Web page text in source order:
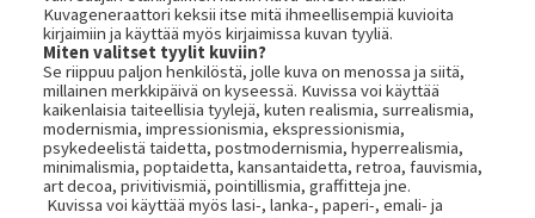
Kuvageneraattori keksii itse mitä ihmeellisempiä kuvioita
kirjaimiin ja käyttää myös kirjaimissa kuvan tyyliä.
Miten valitset tyylit kuviin?
Se riippuu paljon henkilöstä, jolle kuva on menossa ja siitä,
millainen merkkipäivä on kyseessä. Kuvissa voi käyttää
kaikenlaisia taiteellisia tyylejä, kuten realismia, surrealismia,
modernismia, impressionismia, ekspressionismia,
psykedeelistä taidetta, postmodernismia, hyperrealismia,
minimalismia, poptaidetta, kansantaidetta, retroa, fauvismia,
art decoa, privitivismiä, pointillismia, graffitteja jne.
Kuvissa voi käyttää myös lasi-, lanka-, paperi-, emali- ja